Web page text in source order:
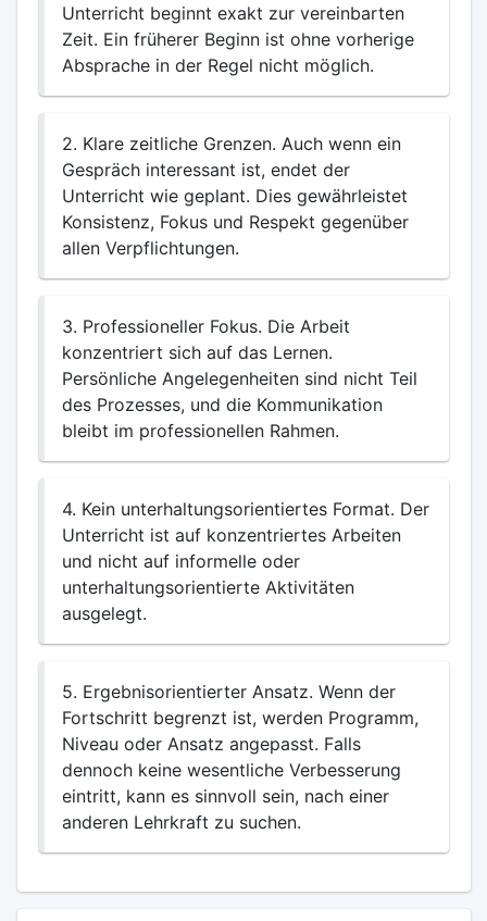
Unterricht beginnt exakt zur vereinbarten
Zeit. Ein früherer Beginn ist ohne vorherige
Absprache in der Regel nicht möglich.
2. Klare zeitliche Grenzen. Auch wenn ein
Gespräch interessant ist, endet der
Unterricht wie geplant. Dies gewährleistet
Konsistenz, Fokus und Respekt gegenüber
allen Verpflichtungen.
3. Professioneller Fokus. Die Arbeit
konzentriert sich auf das Lernen.
Persönliche Angelegenheiten sind nicht Teil
des Prozesses, und die Kommunikation
bleibt im professionellen Rahmen.
4. Kein unterhaltungsorientiertes Format. Der
Unterricht ist auf konzentriertes Arbeiten
und nicht auf informelle oder
unterhaltungsorientierte Aktivitäten
ausgelegt.
5. Ergebnisorientierter Ansatz. Wenn der
Fortschritt begrenzt ist, werden Programm,
Niveau oder Ansatz angepasst. Falls
dennoch keine wesentliche Verbesserung
eintritt, kann es sinnvoll sein, nach einer
anderen Lehrkraft zu suchen.